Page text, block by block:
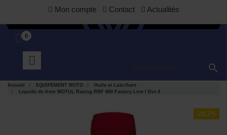
Mon compte Contact Actualités
0

Accueil EQUIPEMENT MOTO
Huile et Lubrifiant
Liquide de frein MOTUL Racing RBF 660 Factory Line / Dot 4
-21,7%